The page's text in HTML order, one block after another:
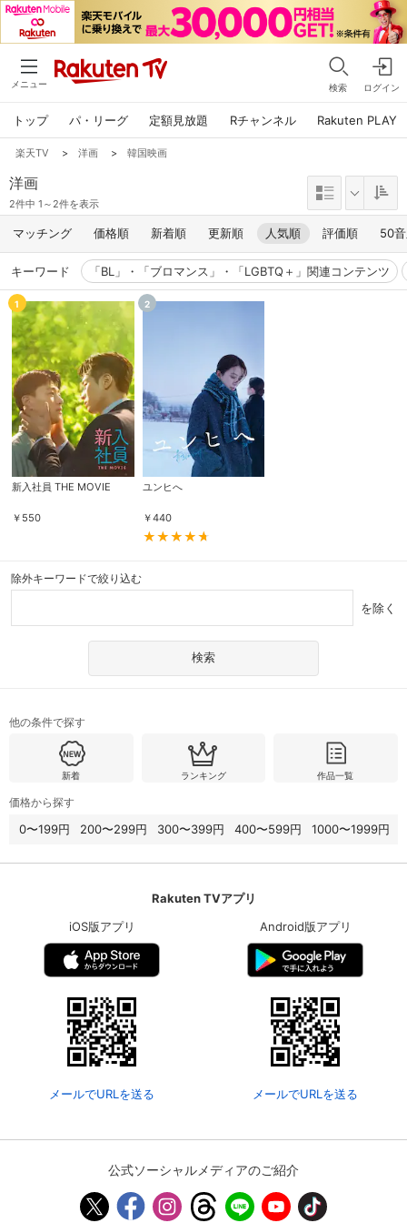
メニュー 検索 ログイン
トップ パ・リーグ 定額見放題 Rチャンネル Rakuten PLAY
楽天TV > 洋画 > 韓国映画
洋画
2件中 1～2件を表示
マッチング 価格順 新着順 更新順 人気順 評価順 50
キーワード 「BL」・「ブロマンス」・「LGBTQ＋」関連コンテンツ
1
新入社員 THE MOVIE
￥ 550
2
ユンヒへ
￥440
除外キーワードで絞り込む
を除く
他の条件で探す
新着 ランキング 作品一覧
価格から探す
0〜199円 200〜299円 300〜399円 400〜599円 1000〜1999円
Rakuten TVアプリ
iOS版アプリ
メールでURLを送る
Android版アプリ
メールでURLを送る
公式ソーシャルメディアのご紹介